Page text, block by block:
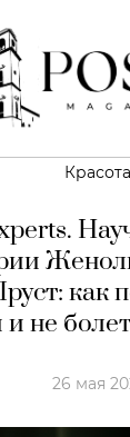
Красота
как
и не
26 мая